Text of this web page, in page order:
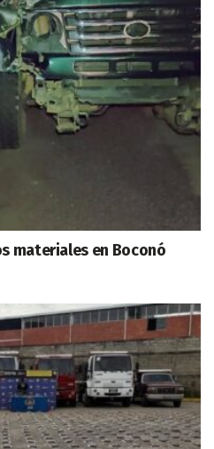
materiales en Boconó